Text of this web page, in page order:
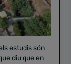
estudis són
diu que en